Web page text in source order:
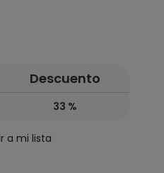
Descuento
33 %
a mi lista